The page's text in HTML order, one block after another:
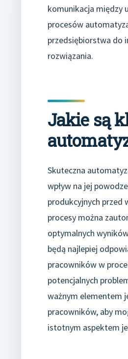
komunikacja między
procesów
przedsiębiorstwa do
rozwiązania.
Jakie są
Skuteczna
wpływ na jej
produkcyjnych
procesy można
optymalnych
będą najlepiej
pracowników w
potencjalnych
ważnym elementem
pracowników, aby
istotnym aspektem